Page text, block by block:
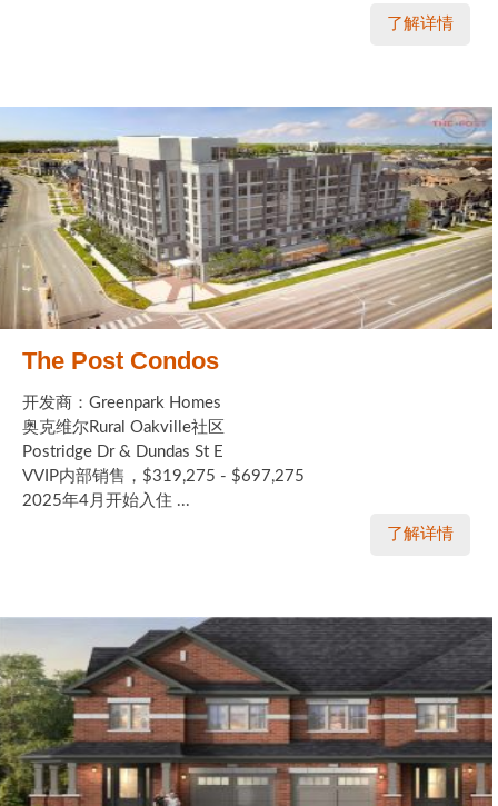
了解详情
The Post Condos
开发商：Greenpark Homes
奥克维尔Rural Oakville社区
Postridge Dr & Dundas St E
VVIP内部销售，$319,275 - $697,275
2025年4月开始入住 ...
了解详情